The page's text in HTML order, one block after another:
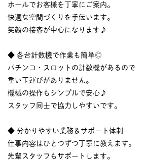
ホールでお客様を丁寧にご案内。
快適な空間づくりを手伝います。
笑顔の接客が中心になります♪
◆ 各台計数機で作業も簡単◎
パチンコ・スロットの計数機があるので
重い玉運びがありません。
機械の操作もシンプルで安心♪
スタッフ同士で協力しやすいです。
◆ 分かりやすい業務＆サポート体制
仕事内容はひとつずつ丁寧に教えます。
先輩スタッフもサポートします。